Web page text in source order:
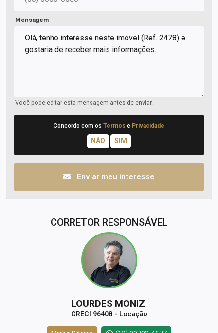
Mensagem
Você pode editar esta mensagem antes de enviar.
Concordo com os Termos e Privacidade
Enviar meu interesse
CORRETOR RESPONSÁVEL
LOURDES MONIZ
CRECI 96408 - Locação